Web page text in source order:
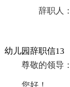
辞职人
幼儿园辞职信13
尊敬的领导：